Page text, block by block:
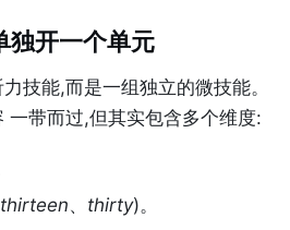
独开一个单元
技能,而是一组独立的微技能。
一带而过,但其实包含多个维度:
thirteen、 thirty)。